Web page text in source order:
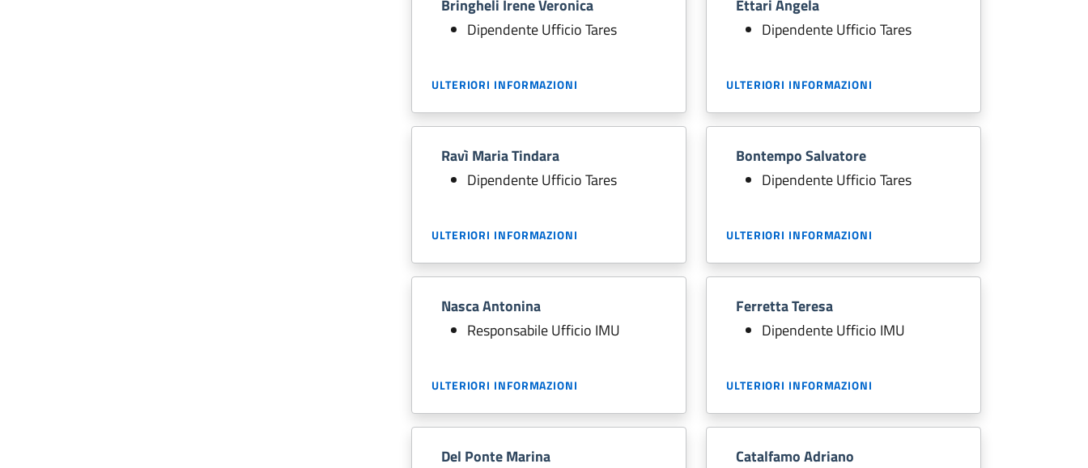
Bringheli Irene Veronica
Dipendente Ufficio Tares
ULTERIORI INFORMAZIONI
Ettari Angela
Dipendente Ufficio Tares
ULTERIORI INFORMAZIONI
Ravì Maria Tindara
Dipendente Ufficio Tares
ULTERIORI INFORMAZIONI
Bontempo Salvatore
Dipendente Ufficio Tares
ULTERIORI INFORMAZIONI
Nasca Antonina
Responsabile Ufficio IMU
ULTERIORI INFORMAZIONI
Ferretta Teresa
Dipendente Ufficio IMU
ULTERIORI INFORMAZIONI
Del Ponte Marina
Catalfamo Adriano